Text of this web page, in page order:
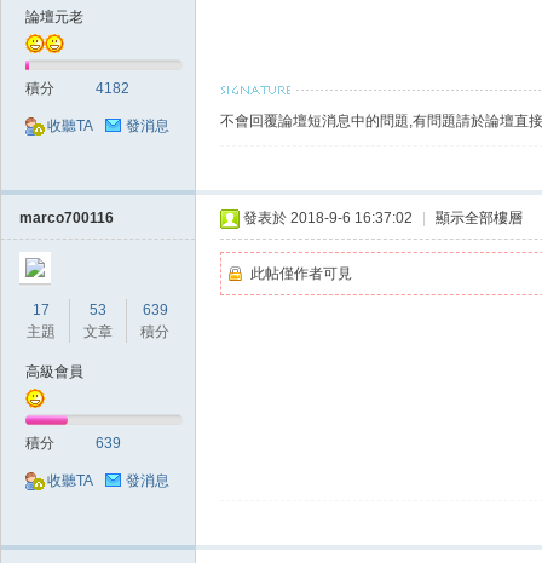
論壇元老
積分 4182
收聽TA 發消息 不會回覆論壇短消息中的問題,有問題請於論壇直
marco700116
17
主題
53
文章
639
積分
高級會員
積分 639
收聽TA 發消息
發表於 2018-9-6 16:37:02 顯示全部樓層
此帖僅作者可見